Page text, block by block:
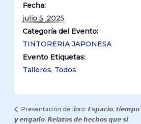
Fecha:
julio 5, 2025
Categoría del Evento:
TINTORERIA JAPONESA
Evento Etiquetas:
Talleres, Todos
Presentación de libro: 𝙀𝙨𝙥𝙖𝙘𝙞𝙤, 𝙩𝙞𝙚𝙢𝙥𝙤
𝙮 𝙚𝙣𝙜𝙖𝙣̃𝙤. 𝙍𝙚𝙡𝙖𝙩𝙤𝙨 𝙙𝙚 𝙝𝙚𝙘𝙝𝙤𝙨 𝙦𝙪𝙚 𝙨𝙞́